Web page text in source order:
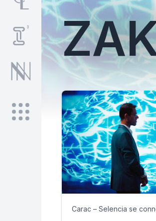
Carac – Selencia se